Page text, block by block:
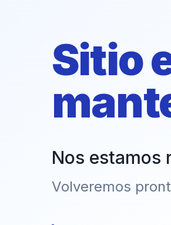
Sitio
Nos estamos
Volveremos